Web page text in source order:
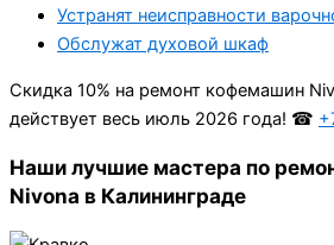
Устранят неисправности
Обслужат духовой шкаф
Cкидка 10% на ремонт кофемашин
действует весь июль 2026 года! ☎
Наши лучшие мастера по
Nivona в Калининграде